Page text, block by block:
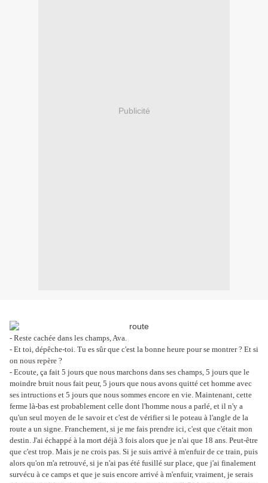
Publicité
- Reste cachée dans les champs, Ava.
- Et toi, dépêche-toi. Tu es sûr que c'est la bonne heure pour se montrer ? Et si
on nous repère ?
- Ecoute, ça fait 5 jours que nous marchons dans ses champs, 5 jours que le
moindre bruit nous fait peur, 5 jours que nous avons quitté cet homme avec
ses intructions et 5 jours que nous sommes encore en vie. Maintenant, cette
ferme là-bas est probablement celle dont l'homme nous a parlé, et il n'y a
qu'un seul moyen de le savoir et c'est de vérifier si le poteau à l'angle de la
route a un signe. Franchement, si je me fais prendre ici, c'est que c'était mon
destin. J'ai échappé à la mort déjà 3 fois alors que je n'ai que 18 ans. Peut-être
que c'est trop. Mais je ne crois pas. Si je suis arrivé à m'enfuir de ce train, puis
alors qu'on m'a retrouvé, si je n'ai pas été fusillé sur place, que j'ai finalement
survécu à ce camps et que je suis encore arrivé à m'enfuir, vraiment, je serais